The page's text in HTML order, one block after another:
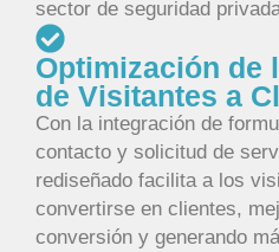
sector de seguridad
Optimización de
de Visitantes a
Con la integración de
contacto y solicitud de
rediseñado facilita a los
convertirse en clientes,
conversión y generando